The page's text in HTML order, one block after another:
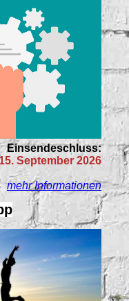
Einsendeschluss:
September 2026
mehr Informationen